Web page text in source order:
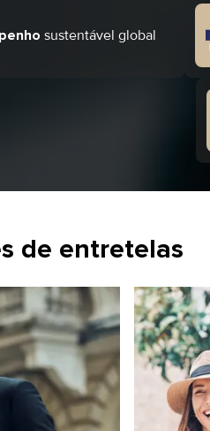
sustentável global
de entretelas